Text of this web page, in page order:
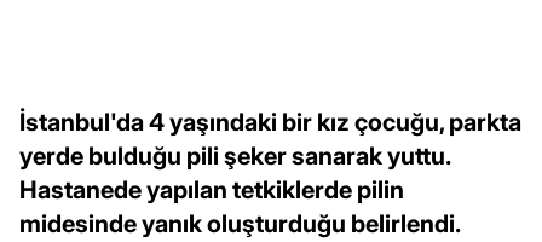
İstanbul'da 4 yaşındaki bir kız çocuğu, parkta
yerde bulduğu pili şeker sanarak yuttu.
Hastanede yapılan tetkiklerde pilin
midesinde yanık oluşturduğu belirlendi.